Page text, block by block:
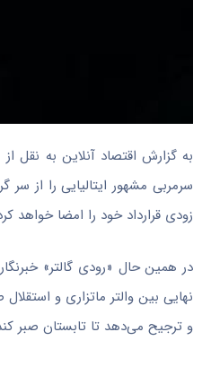
به گزارش اقتصاد آنلاین به نقل
سرمربی مشهور ایتالیایی را از سر
زودی قرارداد خود را امضا خواهد
نهایی بین والتر ماتزاری و
و ترجیح می‌دهد تا تابستان صبر